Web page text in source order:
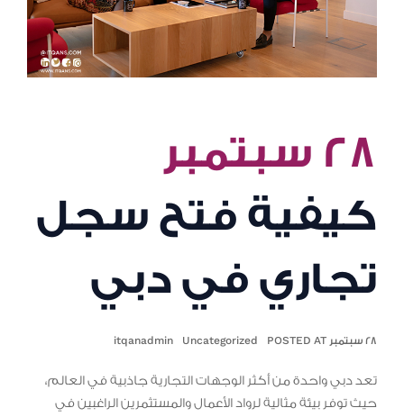
٢٨ سبتمبر
كيفية فتح سجل
تجاري في دبي
٢٨ سبتمبر POSTED AT Uncategorized
itqanadmin
تعد دبي واحدة من أكثر الوجهات التجارية جاذبية في العالم،
حيث توفر بيئة مثالية لرواد الأعمال والمستثمرين الراغبين في